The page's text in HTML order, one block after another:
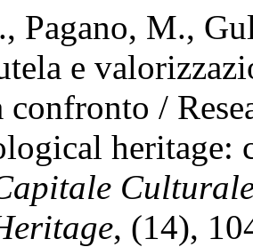
Pagano, M.,
e
/
, (14),